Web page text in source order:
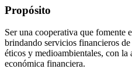
Propósito
Ser una cooperativa que fomente
brindando servicios financieros
éticos y medioambientales, con la
económica financiera.